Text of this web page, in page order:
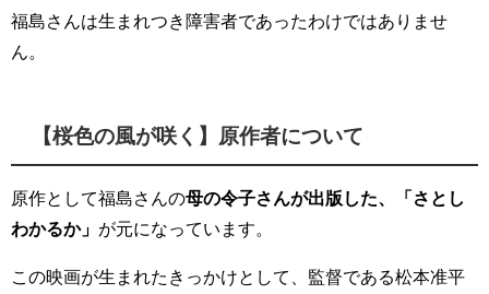
福島さんは生まれつき障害者であったわけではありませ
ん。
【桜色の風が咲く】原作者について
原作として福島さんの母の令子さんが出版した、
「さとし
わかるか」 が元になっています。
この映画が生まれたきっかけとして、監督である松本准平